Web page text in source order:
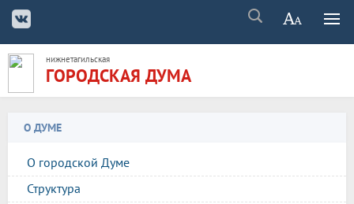
нижнетагильская
ГОРОДСКАЯ ДУМА
О ДУМЕ
О городской Думе
Структура